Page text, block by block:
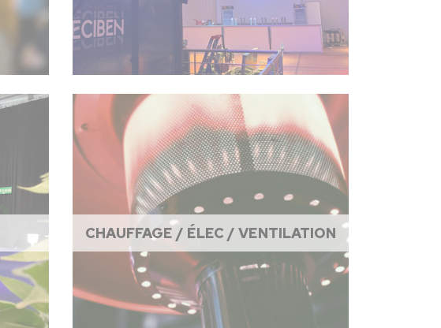
CHAUFFAGE / ÉLEC / VENTILATION